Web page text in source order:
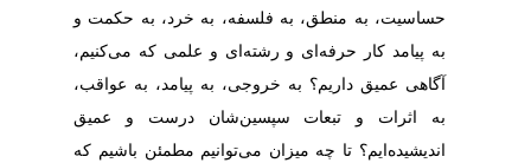
حساسیت، به منطق، به فلسفه، به خرد، به حکمت و
به پیامد کار حرفه‌ای و رشته‌ای و علمی که می‌کنیم،
آگاهی عمیق داریم؟ به خروجی، به پیامد، به عواقب،
به اثرات و تبعات سپسین‌شان درست و عمیق
اندیشیده‌ایم؟ تا چه میزان می‌توانیم مطمئن باشیم که